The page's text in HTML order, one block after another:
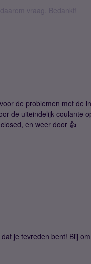
vraag. Bedankt!
de problemen met de
de uiteindelijk coulante
en weer door 👍
je tevreden bent! Blij